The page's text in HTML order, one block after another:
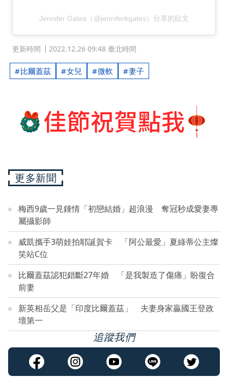
Jennifer Gates（@jenniferkgates）分享的貼文
更新時間 2022.12.26 09:48 臺北時間
比爾蓋茲 女兒 微軟 妻子
更多新聞
梅西9歲一見鍾情「初戀結婚」超浪漫 奪冠秒成愛妻專
屬攝影師
威凱攜手3萌娃拍耶誕賀卡 「阿公最愛」夏綠蒂公主燦
笑站C位
比爾蓋茲認犯錯斷27年婚 「是我製造了傷痛」盼復合
前妻
新英相岳父是「印度比爾蓋茲」 夫妻身家贏國王登政
壇第一
追蹤我們